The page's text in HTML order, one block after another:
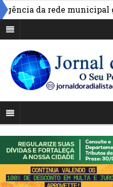
da rede municipal